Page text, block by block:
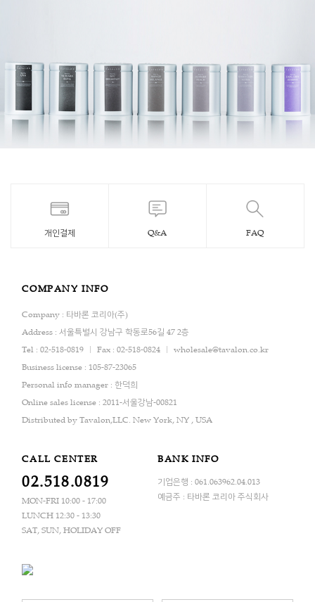
개인결제 Q&A FAQ
COMPANY INFO
Company : 타바론 코리아(주)
Address : 서울특별시 강남구 학동로56길 47 2층
Tel : 02-518-0819
Fax : 02-518-0824
wholesale@tavalon.co.kr
Business license : 105-87-23065
Personal info manager : 한덕희
Online sales license : 2011-서울강남-00821
Distributed by Tavalon,LLC. New York, NY , USA
CALL CENTER
02.518.0819
MON-FRI 10:00 - 17:00
LUNCH 12:30 - 13:30
SAT, SUN, HOLIDAY OFF
BANK INFO
기업은행 : 061.063962.04.013
예금주 : 타바론 코리아 주식회사